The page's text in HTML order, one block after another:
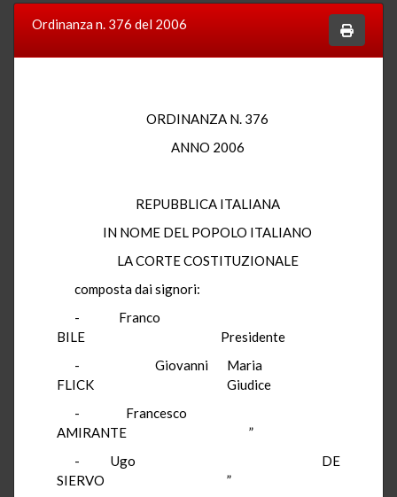
Ordinanza n. 376 del 2006
ORDINANZA N. 376
ANNO 2006
REPUBBLICA ITALIANA
IN NOME DEL POPOLO ITALIANO
LA CORTE COSTITUZIONALE
composta dai signori:
- Franco
BILE Presidente
- Giovanni Maria
FLICK Giudice
- Francesco
AMIRANTE ”
- Ugo DE
SIERVO ”